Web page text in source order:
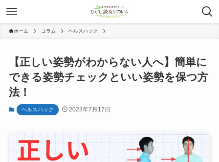
ホーム コラム ヘルスハック
【正しい姿勢がわからない人へ】簡単に
できる姿勢チェックといい姿勢を保つ方
法！
ヘルスハック 2023年7月17日